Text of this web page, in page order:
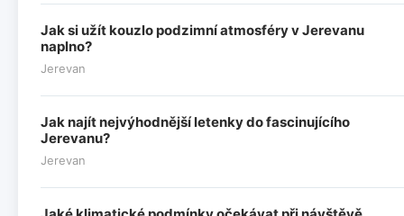
Jak si užít kouzlo podzimní atmosféry v Jerevanu
naplno?
Jerevan
Jak najít nejvýhodnější letenky do fascinujícího
Jerevanu?
Jerevan